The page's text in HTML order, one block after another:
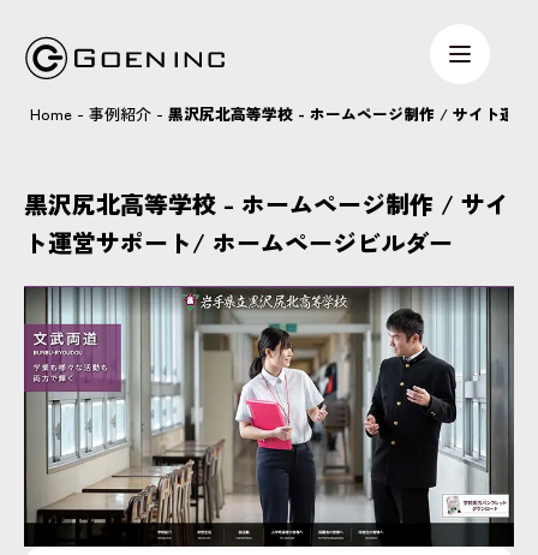
Home - 事例紹介 - 黒沢尻北高等学校 - ホームページ制作 / サイト運
黒沢尻北高等学校 - ホームページ制作 / サイ
ト運営サポート/ ホームページビルダー